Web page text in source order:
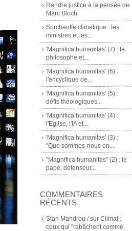
Rendre justice à la pensée de
Marc Bloch
Surchauffe climatique : les
ministres et les...
'Magnifica humanitas' (7) : la
philosophe et...
'Magnifica humanitas' (6) :
l'encyclique de...
'Magnifica humanitas' (5) :
défis théologiques...
'Magnifica humanitas' (4) :
l'Eglise, l'IA et...
'Magnifica humanitas' (3) :
"Que sommes-nous en...
"Magnifica humanitas" (2) : le
pape, défenseur...
COMMENTAIRES
RÉCENTS
Stan Mandrou /sur Climat :
ceux qui "rabâchent comme